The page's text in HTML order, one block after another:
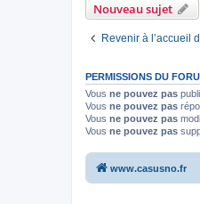
Nouveau sujet
Revenir à l’accueil
PERMISSIONS DU
Vous ne pouvez pas
Vous ne pouvez pas
Vous ne pouvez pas
Vous ne pouvez pas
www.casusno.fr